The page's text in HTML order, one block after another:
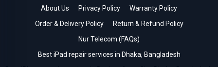
About Us Privacy Policy
Warranty Policy
Order & Delivery Policy
Return & Refund Policy
Nur Telecom (FAQs)
Best iPad repair services in Dhaka, Bangladesh